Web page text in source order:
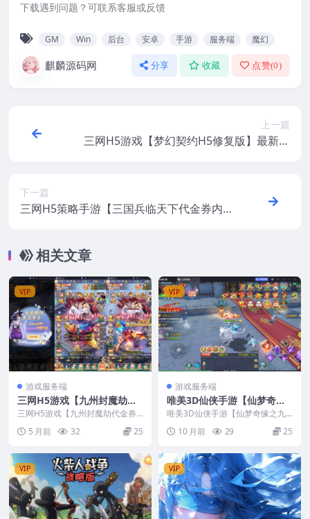
下载遇到问题？可联系客服或反馈
GM Win 后台 安卓 手游 服务端 魔幻
麒麟源码网 分享 收藏 点赞(0)
上一篇
三网H5游戏【梦幻契约H5修复版】最新整
下一篇
三网H5策略手游【三国兵临天下代金券内购
相关文章
VIP
游戏服务端
三网H5游戏【九州封魔劫代
金券内购定制版】最新整理C
entOS手工服务端+管理后台
+GM授权后台+安卓+视频教
程
三网H5游戏【九州封魔劫代金券
内购定制版】最新整理CentOS手
工服务端+管理后...
5 月前 32 25
VIP
游戏服务端
唯美3D仙侠手游【仙梦奇缘
之九幽仙域超变版】最新整理
Win系服务端+多区跨服+管
理后台+GM授权后台+商城后
台+安卓苹果双端+视频教程
唯美3D仙侠手游【仙梦奇缘之九
幽仙域超变版】最新整理Win系服
务端+多区跨服+管...
10 月前 29 25
VIP VIP